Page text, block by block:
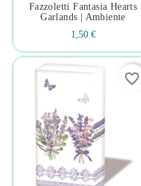
Fazzoletti Fantasia Hearts
Garlands | Ambiente
1,50 €
favorite_border